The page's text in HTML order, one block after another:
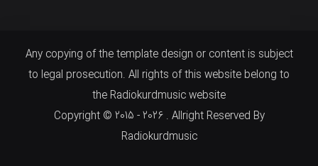
Any copying of the template design or content is subject
to legal prosecution. All rights of this website belong to
the Radiokurdmusic website
Copyright © 2015 - 2026 . Allright Reserved By
Radiokurdmusic